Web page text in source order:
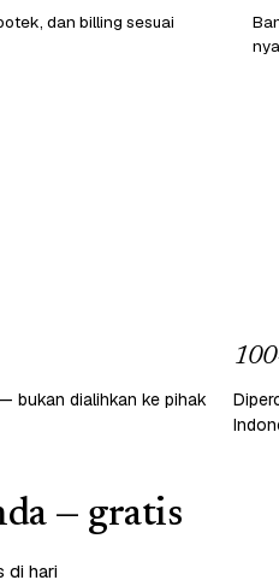
dan billing sesuai
bukan dialihkan ke pihak
— gratis
di hari